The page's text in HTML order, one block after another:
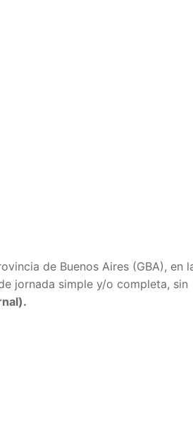
de Buenos Aires (GBA), en
jornada simple y/o completa, sin